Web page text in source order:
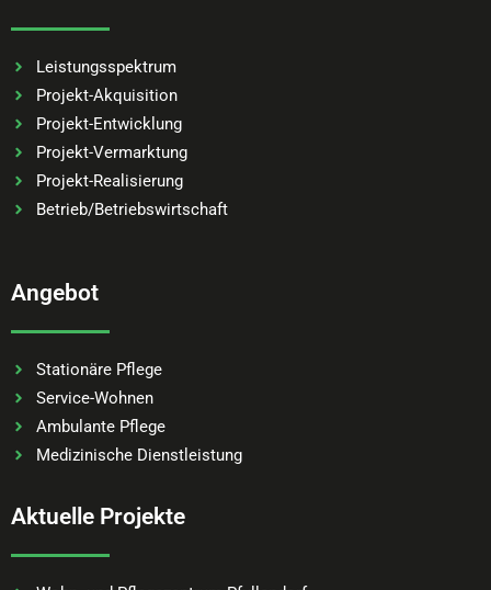
Leistungsspektrum
Projekt-Akquisition
Projekt-Entwicklung
Projekt-Vermarktung
Projekt-Realisierung​
Betrieb/Betriebswirtschaft
Angebot
Stationäre Pflege
Service-Wohnen
Ambulante Pflege
Medizinische Dienstleistung
Aktuelle Projekte